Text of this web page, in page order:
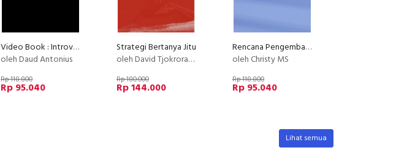
Video Book : Introvert Survival Kit
oleh Daud Antonius
Rp 118.800
Rp 95.040
Strategi Bertanya Jitu
oleh David Tjokrorahardjo
Rp 180.000
Rp 144.000
Rencana Pengembangan Diri
oleh Christy MS
Rp 118.800
Rp 95.040
Lihat semua